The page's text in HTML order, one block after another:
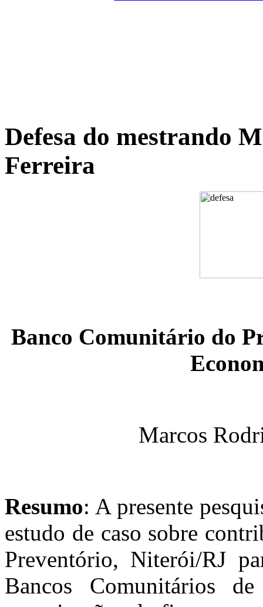
Defesa do mestrando
Ferreira
Banco Comunitário do
Marcos
Resumo: A presente
estudo de caso sobre
Preventório, Niterói/RJ
Bancos Comunitários